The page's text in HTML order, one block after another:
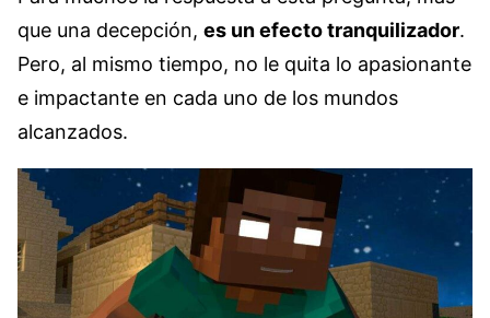
que una decepción, es un efecto tranquilizador.
Pero, al mismo tiempo, no le quita lo apasionante
e impactante en cada uno de los mundos
alcanzados.